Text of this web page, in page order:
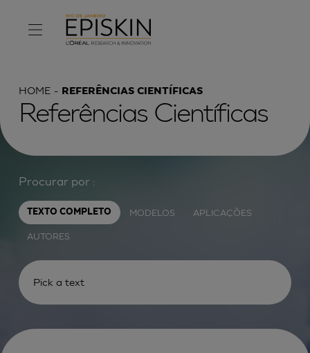
HOME REFERÊNCIAS CIENTÍFICAS
Referências Científicas
Procurar por :
TEXTO COMPLETO MODELOS APLICAÇÕES
AUTORES